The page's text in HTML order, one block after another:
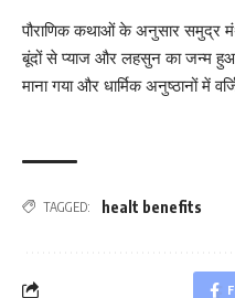
पौराणिक कथाओं के अनुसार समुद्र
बूंदों से प्याज और लहसुन का जन्म
माना गया और धार्मिक अनुष्ठानों में
TAGGED: healt benefits